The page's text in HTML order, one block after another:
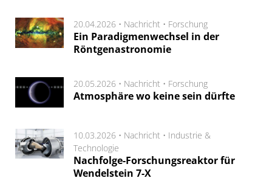
20.04.2026 • Nachricht • Forschung
Ein Paradigmenwechsel in der
Röntgenastronomie
20.05.2026 • Nachricht • Forschung
Atmosphäre wo keine sein dürfte
10.03.2026 • Nachricht • Industrie &
Technologie
Nachfolge-Forschungsreaktor für
Wendelstein 7-X